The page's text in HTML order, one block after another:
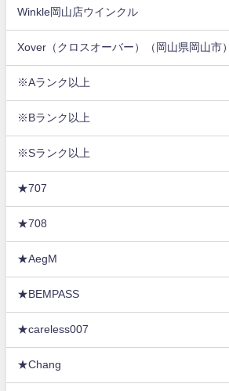
Winkle岡山店ウインクル
Xover（クロスオーバー）（岡山県岡山市）
※Aランク以上
※Bランク以上
※Sランク以上
★707
★708
★AegM
★BEMPASS
★careless007
★Chang